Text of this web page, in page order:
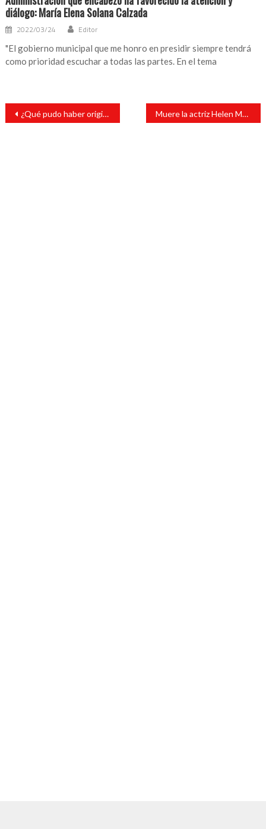
diálogo: María Elena Solana Calzada
2022/03/24 Editor
"El gobierno municipal que me honro en presidir siempre tendrá
como prioridad escuchar a todas las partes. En el tema
Navegación
entradas
¿Qué pudo haber originado los casos de trombos en vacunación de AstraZeneca? La proteína FP4: estudios Muere la actriz Helen McCrory a los 52 años